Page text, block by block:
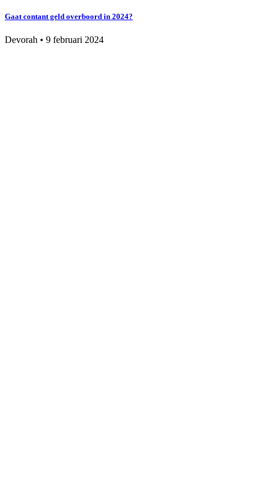
Gaat contant geld overboord in 2024?
Devorah • 9 februari 2024